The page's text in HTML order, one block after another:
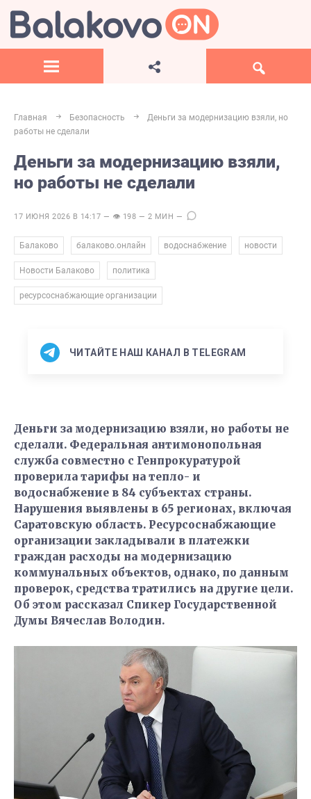
Главная Безопасность
Деньги за модернизацию взяли, но
работы не сделали
Деньги за модернизацию взяли,
но работы не сделали
17 ИЮНЯ 2026 В 14:17 — 👁 198 — 2 МИН —
Балаково балаково.онлайн водоснабжение новости
Новости Балаково политика
ресурсоснабжающие организации
ЧИТАЙТЕ НАШ КАНАЛ В TELEGRAM
Деньги за модернизацию взяли, но работы не
сделали. Федеральная антимонопольная
служба совместно с Генпрокуратурой
проверила тарифы на тепло- и
водоснабжение в 84 субъектах страны.
Нарушения выявлены в 65 регионах, включая
Саратовскую область. Ресурсоснабжающие
организации закладывали в платежки
граждан расходы на модернизацию
коммунальных объектов, однако, по данным
проверок, средства тратились на другие цели.
Об этом рассказал Спикер Государственной
Думы Вячеслав Володин.